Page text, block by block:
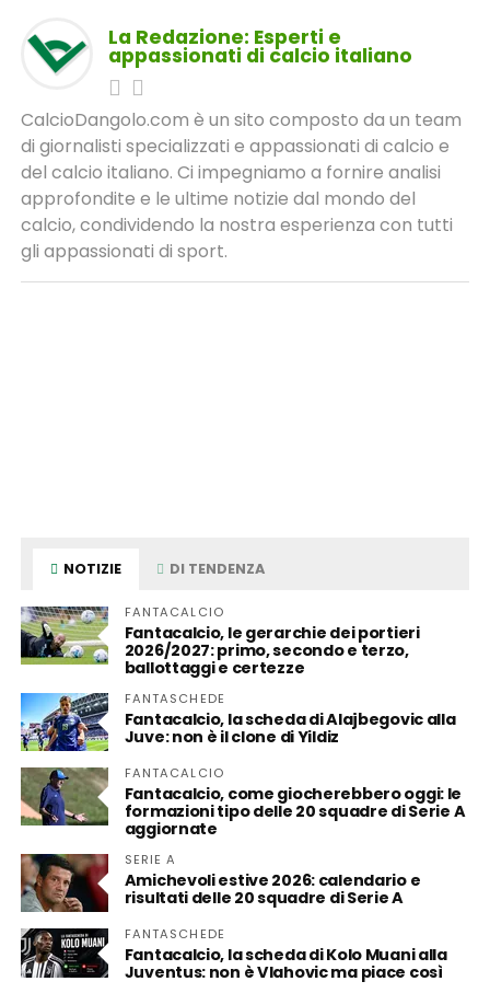
La Redazione: Esperti e
appassionati di calcio italiano
CalcioDangolo.com è un sito composto da un team
di giornalisti specializzati e appassionati di calcio e
del calcio italiano. Ci impegniamo a fornire analisi
approfondite e le ultime notizie dal mondo del
calcio, condividendo la nostra esperienza con tutti
gli appassionati di sport.
NOTIZIE DI TENDENZA
FANTACALCIO
Fantacalcio, le gerarchie dei portieri
2026/2027: primo, secondo e terzo,
ballottaggi e certezze
FANTASCHEDE
Fantacalcio, la scheda di Alajbegovic alla
Juve: non è il clone di Yildiz
FANTACALCIO
Fantacalcio, come giocherebbero oggi: le
formazioni tipo delle 20 squadre di Serie A
aggiornate
SERIE A
Amichevoli estive 2026: calendario e
risultati delle 20 squadre di Serie A
FANTASCHEDE
Fantacalcio, la scheda di Kolo Muani alla
Juventus: non è Vlahovic ma piace così